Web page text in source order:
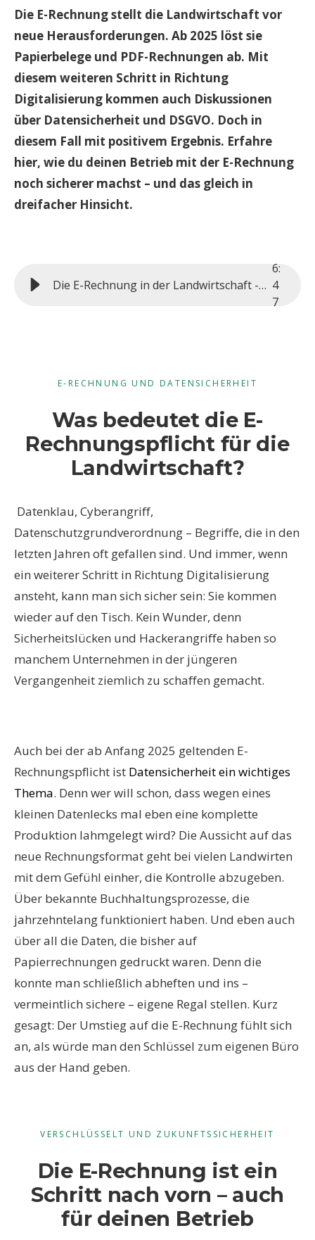
Die E-Rechnung stellt die Landwirtschaft vor
neue Herausforderungen. Ab 2025 löst sie
Papierbelege und PDF-Rechnungen ab. Mit
diesem weiteren Schritt in Richtung
Digitalisierung kommen auch Diskussionen
über Datensicherheit und DSGVO. Doch in
diesem Fall mit positivem Ergebnis. Erfahre
hier, wie du deinen Betrieb mit der E-Rechnung
noch sicherer machst – und das gleich in
dreifacher Hinsicht.
Die E-Rechnung in der Landwirtschaft - Sichere Buchhaltung statt Datenlecks
6:
4
7
E-RECHNUNG UND DATENSICHERHEIT
Was bedeutet die E-
Rechnungspflicht für die
Landwirtschaft?
Datenklau, Cyberangriff,
Datenschutzgrundverordnung – Begriffe, die in den
letzten Jahren oft gefallen sind. Und immer, wenn
ein weiterer Schritt in Richtung Digitalisierung
ansteht, kann man sich sicher sein: Sie kommen
wieder auf den Tisch. Kein Wunder, denn
Sicherheitslücken und Hackerangriffe haben so
manchem Unternehmen in der jüngeren
Vergangenheit ziemlich zu schaffen gemacht.
Auch bei der ab Anfang 2025 geltenden E-
Rechnungspflicht ist Datensicherheit ein wichtiges
Thema. Denn wer will schon, dass wegen eines
kleinen Datenlecks mal eben eine komplette
Produktion lahmgelegt wird? Die Aussicht auf das
neue Rechnungsformat geht bei vielen Landwirten
mit dem Gefühl einher, die Kontrolle abzugeben.
Über bekannte Buchhaltungsprozesse, die
jahrzehntelang funktioniert haben. Und eben auch
über all die Daten, die bisher auf
Papierrechnungen gedruckt waren. Denn die
konnte man schließlich abheften und ins –
vermeintlich sichere – eigene Regal stellen. Kurz
gesagt: Der Umstieg auf die E-Rechnung fühlt sich
an, als würde man den Schlüssel zum eigenen Büro
aus der Hand geben.
VERSCHLÜSSELT UND ZUKUNFTSSICHERHEIT
Die E-Rechnung ist ein
Schritt nach vorn – auch
für deinen Betrieb